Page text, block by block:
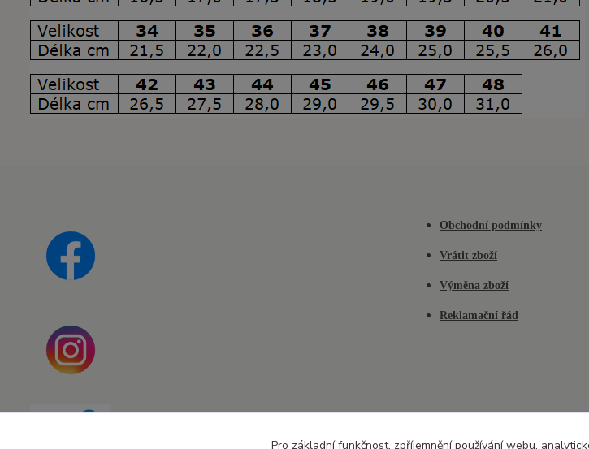
Obchodní podmínky
Vrátit zboží
Výměna zboží
Reklamační řád
Pro základní funkčnost, zpříjemnění používání webu,